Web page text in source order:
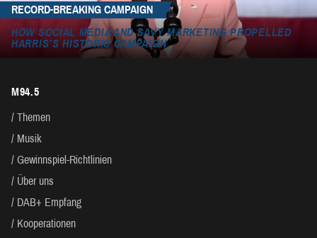
RECORD-BREAKING CAMPAIGN
HOW SOCIAL MEDIA AND SAVY MARKETING PROPELLED
HARRIS’S HISTORIC CAMPAIGN
M94.5
Themen
Musik
Gewinnspiel-Richtlinien
Über uns
DAB+ Empfang
Kooperationen